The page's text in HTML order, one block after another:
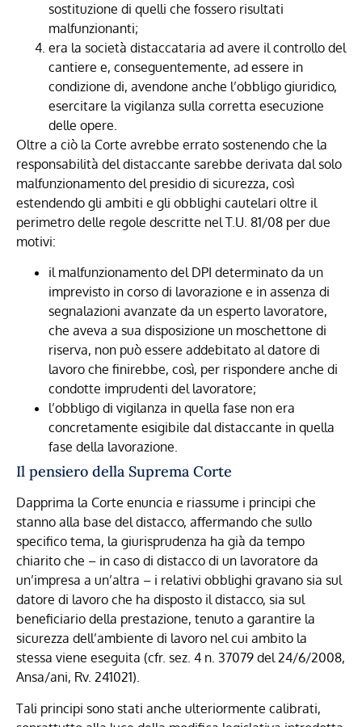
sostituzione di quelli che fossero risultati
malfunzionanti;
era la società distaccataria ad avere il controllo del
cantiere e, conseguentemente, ad essere in
condizione di, avendone anche l’obbligo giuridico,
esercitare la vigilanza sulla corretta esecuzione
delle opere.
Oltre a ciò la Corte avrebbe errato sostenendo che la
responsabilità del distaccante sarebbe derivata dal solo
malfunzionamento del presidio di sicurezza, così
estendendo gli ambiti e gli obblighi cautelari oltre il
perimetro delle regole descritte nel T.U. 81/08 per due
motivi:
il malfunzionamento del DPI determinato da un
imprevisto in corso di lavorazione e in assenza di
segnalazioni avanzate da un esperto lavoratore,
che aveva a sua disposizione un moschettone di
riserva, non può essere addebitato al datore di
lavoro che finirebbe, così, per rispondere anche di
condotte imprudenti del lavoratore;
l’obbligo di vigilanza in quella fase non era
concretamente esigibile dal distaccante in quella
fase della lavorazione.
Il pensiero della Suprema Corte
Dapprima la Corte enuncia e riassume i principi che
stanno alla base del distacco, affermando che sullo
specifico tema, la giurisprudenza ha già da tempo
chiarito che – in caso di distacco di un lavoratore da
un’impresa a un’altra – i relativi obblighi gravano sia sul
datore di lavoro che ha disposto il distacco, sia sul
beneficiario della prestazione, tenuto a garantire la
sicurezza dell’ambiente di lavoro nel cui ambito la
stessa viene eseguita (cfr. sez. 4 n. 37079 del 24/6/2008,
Ansa/ani, Rv. 241021).
Tali principi sono stati anche ulteriormente calibrati,